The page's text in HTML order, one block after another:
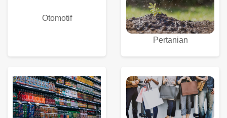
Otomotif
Pertanian